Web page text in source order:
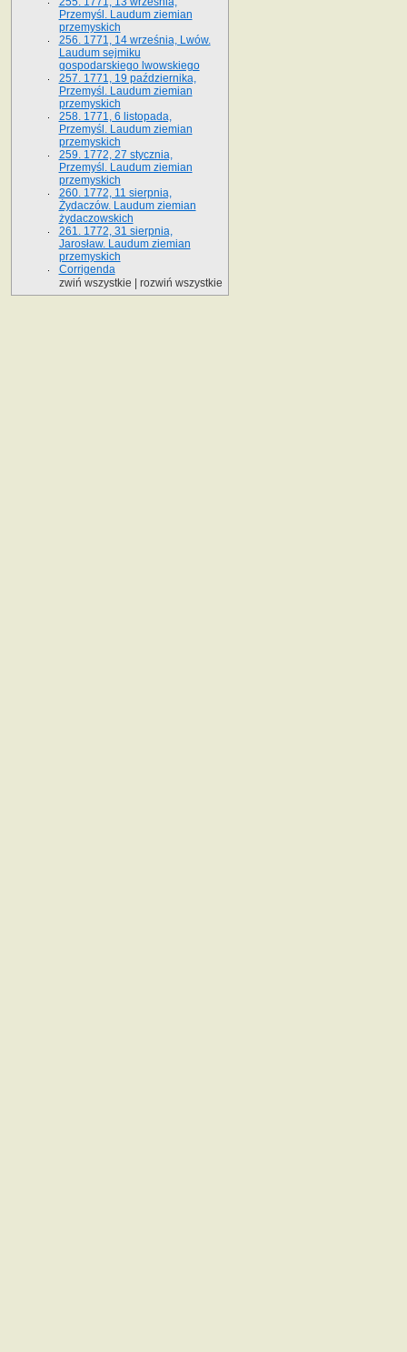
Przemyśl. Laudum ziemian
przemyskich
256. 1771, 14 września, Lwów.
Laudum sejmiku
gospodarskiego lwowskiego
257. 1771, 19 października,
Przemyśl. Laudum ziemian
przemyskich
258. 1771, 6 listopada,
Przemyśl. Laudum ziemian
przemyskich
259. 1772, 27 stycznia,
Przemyśl. Laudum ziemian
przemyskich
260. 1772, 11 sierpnia,
Żydaczów. Laudum ziemian
żydaczowskich
261. 1772, 31 sierpnia,
Jarosław. Laudum ziemian
przemyskich
Corrigenda
zwiń wszystkie
rozwiń wszystkie